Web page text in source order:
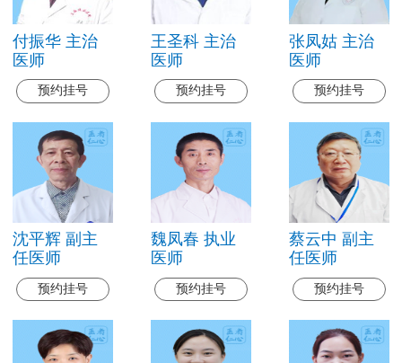
付振华 主治
医师
预约挂号
王圣科 主治
医师
预约挂号
张凤姑 主治
医师
预约挂号
沈平辉 副主
任医师
预约挂号
魏凤春 执业
医师
预约挂号
蔡云中 副主
任医师
预约挂号